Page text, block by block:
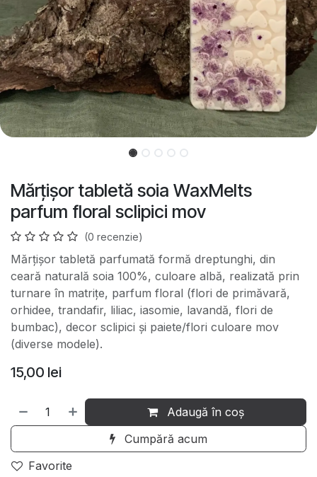
Mărțișor tabletă soia WaxMelts
parfum floral sclipici mov
(0 recenzie)
Mărțișor tabletă parfumată formă dreptunghi, din
ceară naturală soia 100%, culoare albă, realizată prin
turnare în matrițe, parfum floral (flori de primăvară,
orhidee, trandafir, liliac, iasomie, lavandă, flori de
bumbac), decor sclipici și paiete/flori culoare mov
(diverse modele).
15,00 lei
Adaugă în coș
Cumpără acum
Favorite